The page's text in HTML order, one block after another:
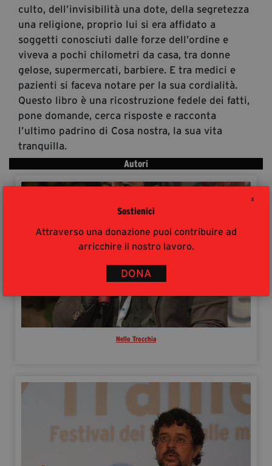
X
Sostienici
Attraverso una donazione puoi contribuire ad
arricchire il nostro lavoro.
DONA
culto, dell’invisibilità una dote, della segretezza
una religione, proprio lui si era affidato a
soggetti conosciuti dalle forze dell’ordine e
viveva a pochi chilometri da casa, tra donne
gelose, supermercati, barbiere. E tra medici e
pazienti si faceva notare per la sua cordialità.
Questo libro è una ricostruzione fedele dei fatti,
pone domande, cerca risposte e racconta
l’ultimo padrino di Cosa nostra, la sua vita
tranquilla.
Autori
Nello Trocchia